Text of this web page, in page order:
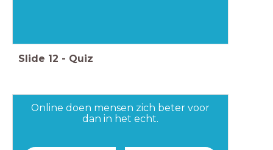
Slide 12 - Quiz
Online doen mensen zich beter voor
dan in het echt.